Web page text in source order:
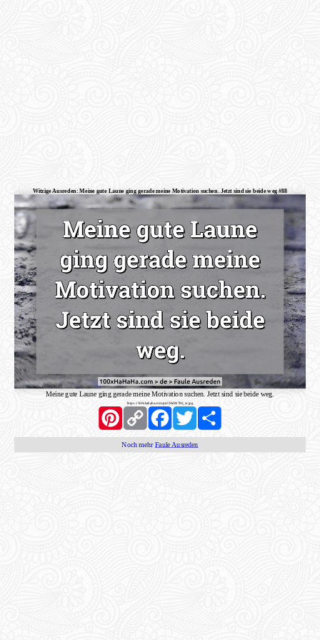
Witzige Ausreden: Meine gute Laune ging gerade meine Motivation suchen. Jetzt sind sie beide weg #88
Meine gute Laune ging gerade meine Motivation suchen. Jetzt sind sie beide weg.
https://100xhahaha.com/pic!0bd81786_sr.jpg
PinterestCopy
Link
FacebookTwitter Share
Noch mehrFaule Ausreden